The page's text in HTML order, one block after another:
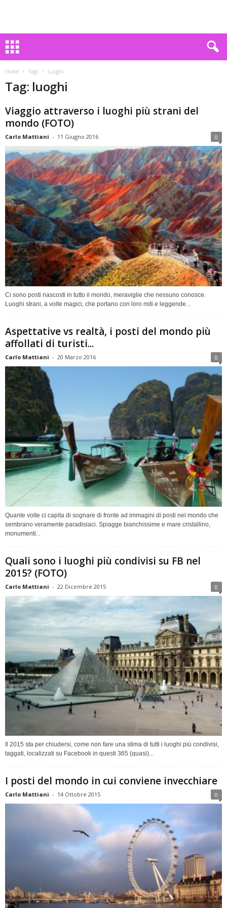
Home Tags Luoghi
Tag: luoghi
Viaggio attraverso i luoghi più strani del
mondo (FOTO)
Carlo Mattiani - 11 Giugno 2016 0
Ci sono posti nascosti in tutto il mondo, meraviglie che nessuno conosce.
Luoghi strani, a volte magici, che portano con loro miti e leggende...
Aspettative vs realtà, i posti del mondo più
affollati di turisti...
Carlo Mattiani - 20 Marzo 2016 0
Quante volte ci capita di sognare di fronte ad immagini di posti nel mondo che
sembrano veramente paradisiaci. Spiagge bianchissime e mare cristallino,
monumenti...
Quali sono i luoghi più condivisi su FB nel
2015? (FOTO)
Carlo Mattiani - 22 Dicembre 2015 0
Il 2015 sta per chiudersi, come non fare una stima di tutti i luoghi più condivisi,
taggati, localizzati su Facebook in questi 365 (quasi)...
I posti del mondo in cui conviene invecchiare
Carlo Mattiani - 14 Ottobre 2015 0